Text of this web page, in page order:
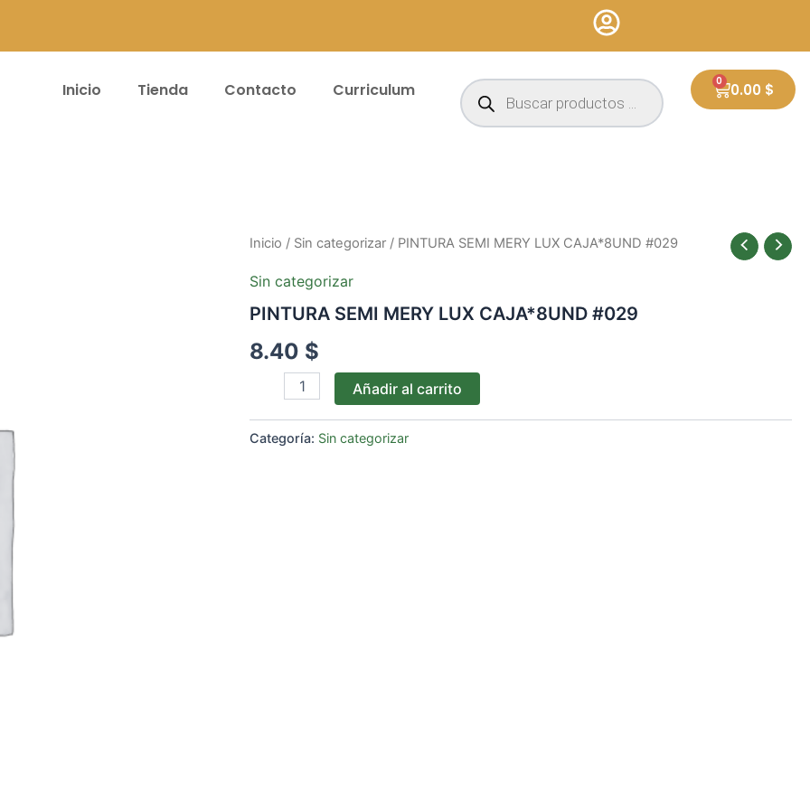
Inicio Tienda Contacto Curriculum
Búsqueda
de
productos
0.00 $
0
Cart
Inicio / Sin categorizar / PINTURA SEMI MERY LUX CAJA*8UND #029
Sin categorizar
PINTURA SEMI MERY LUX CAJA*8UND #029
8.40 $
PINTURA
MERY
CAJA*8UND
cantidad
Añadir al carrito
Categoría: Sin categorizar